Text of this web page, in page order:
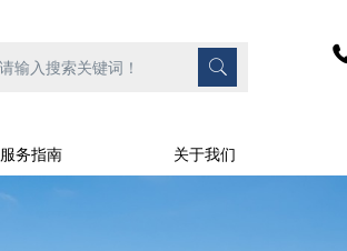
服务指南 关于我们